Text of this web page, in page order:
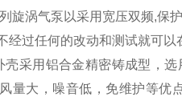
旋涡气泵以采用宽压双频,保
经过任何的改动和测试就可
壳采用铝合金精密铸成型，
量大，噪音低，免维护等优